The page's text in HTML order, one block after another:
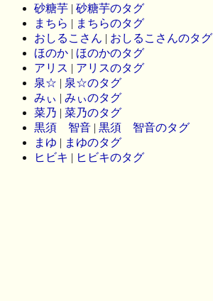
砂糖芋 | 砂糖芋のタグ
まちら | まちらのタグ
おしるこさん | おしるこさんのタグ
ほのか | ほのかのタグ
アリス | アリスのタグ
泉☆ | 泉☆のタグ
みぃ | みぃのタグ
菜乃 | 菜乃のタグ
黒須 智音 | 黒須 智音のタグ
まゆ | まゆのタグ
ヒビキ | ヒビキのタグ